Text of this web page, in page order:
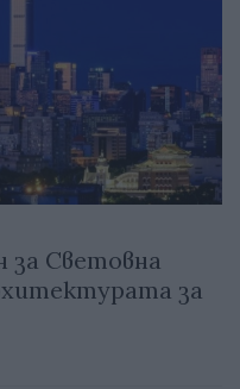
за Световна
за